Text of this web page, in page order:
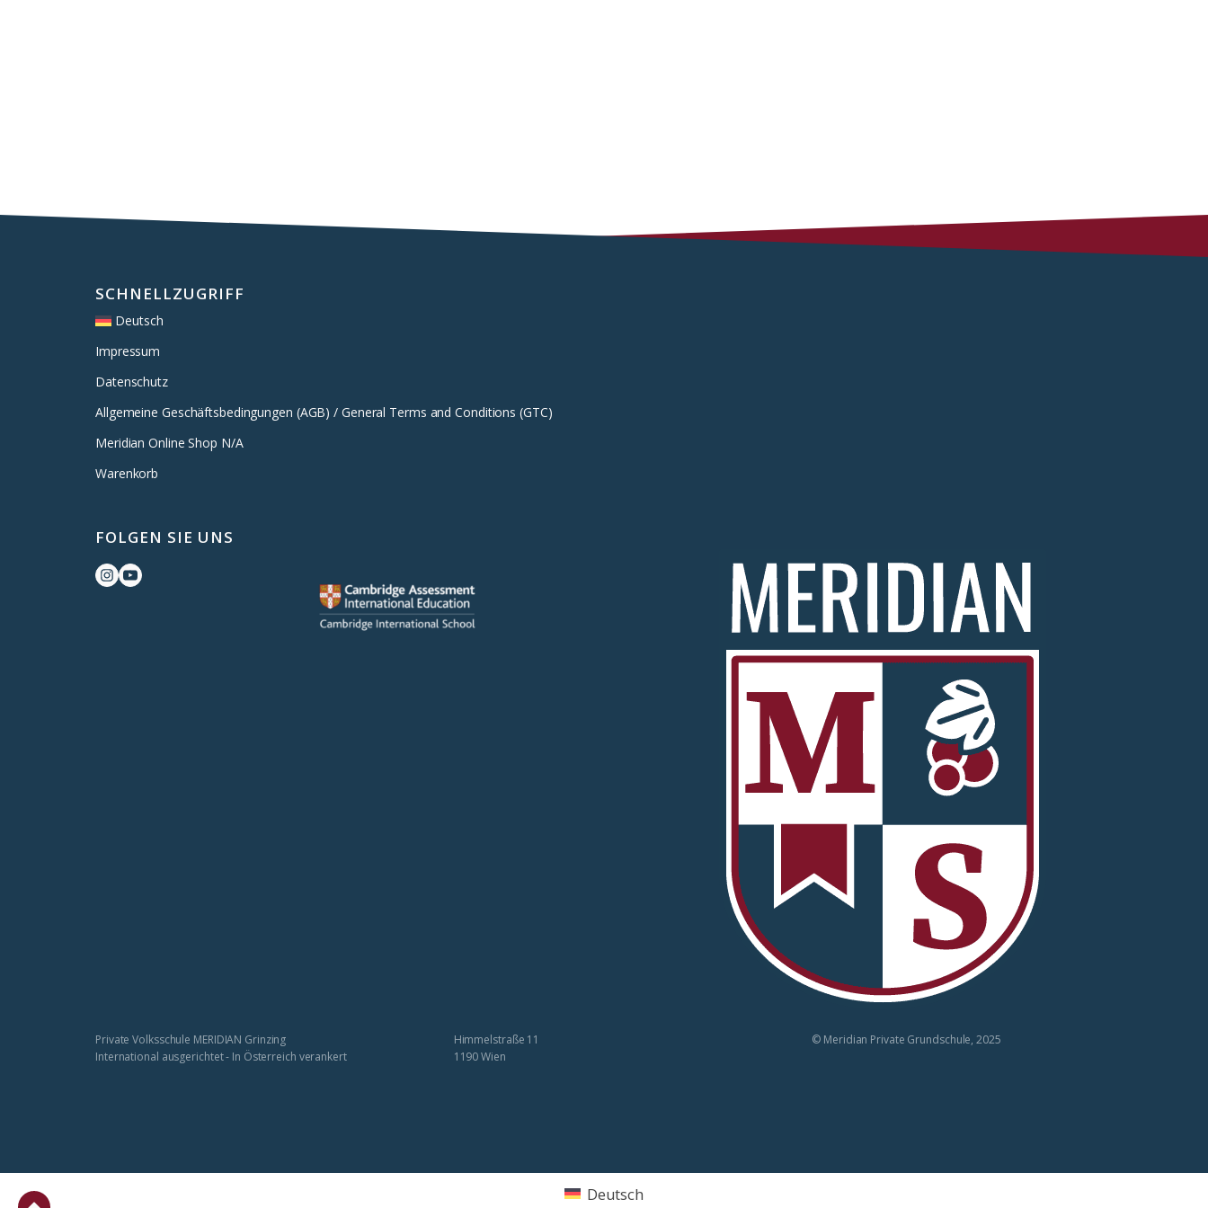
SCHNELLZUGRIFF
Deutsch
Impressum
Datenschutz
Allgemeine Geschäftsbedingungen (AGB) / General Terms and Conditions (GTC)
Meridian Online Shop N/A
Warenkorb
FOLGEN SIE UNS
Private Volksschule MERIDIAN Grinzing
International ausgerichtet - In Österreich verankert
Himmelstraße 11
1190 Wien
© Meridian Private Grundschule, 2025
Deutsch